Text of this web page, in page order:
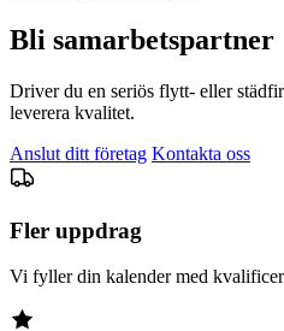
Bli samarbetspartner
Driver du en seriös flytt- eller
leverera kvalitet.
Anslut ditt företag Kontakta oss
Fler uppdrag
Vi fyller din kalender med